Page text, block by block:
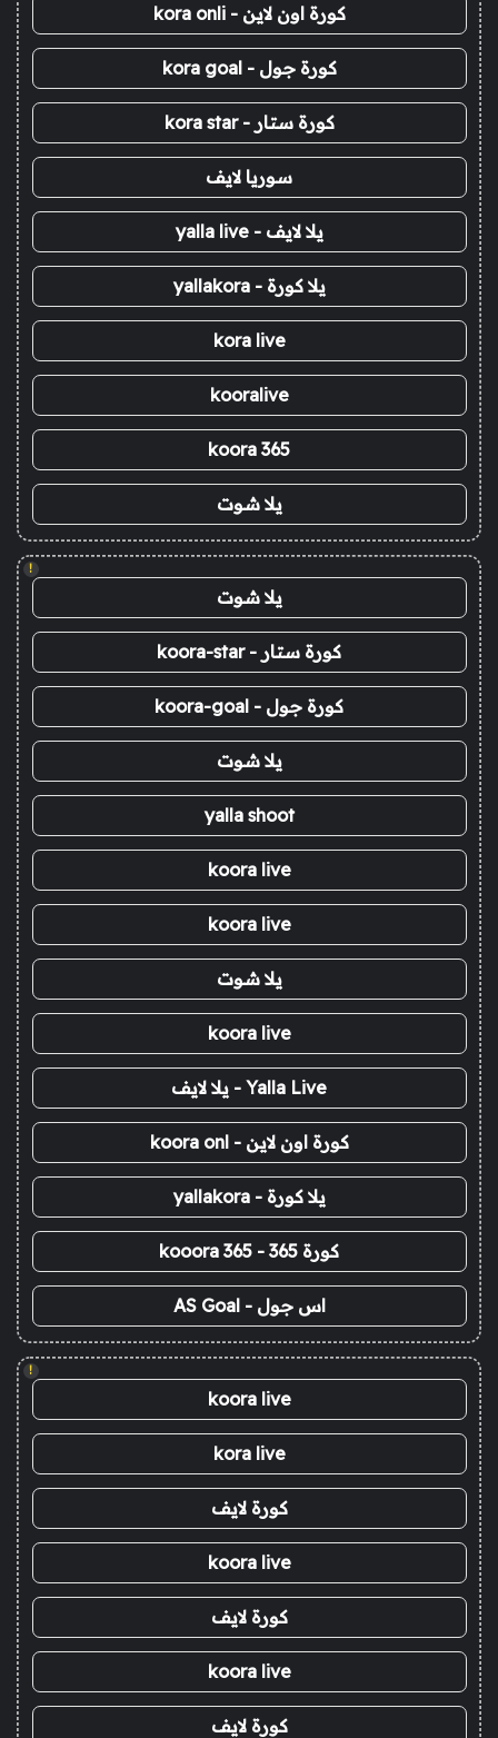
كورة اون لاين - kora onli
كورة جول - kora goal
كورة ستار - kora star
سوريا لايف
يلا لايف - yalla live
يلا كورة - yallakora
kora live
kooralive
koora 365
يلا شوت
!
يلا شوت
كورة ستار - koora-star
كورة جول - koora-goal
يلا شوت
yalla shoot
koora live
koora live
يلا شوت
koora live
Yalla Live - يلا لايف
كورة اون لاين - koora onl
يلا كورة - yallakora
كورة 365 - kooora 365
اس جول - AS Goal
!
koora live
kora live
كورة لايف
koora live
كورة لايف
koora live
كورة لايف